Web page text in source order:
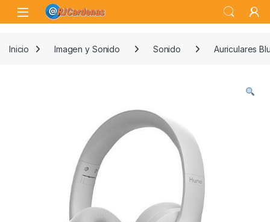
Skip to navigation
Skip to content
Open
Inicio Imagen y Sonido Sonido Auriculares